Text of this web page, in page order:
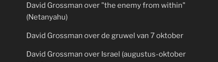
David Grossman over "the enemy from within"
(Netanyahu)
David Grossman over de gruwel van 7 oktober
David Grossman over Israel (augustus-oktober